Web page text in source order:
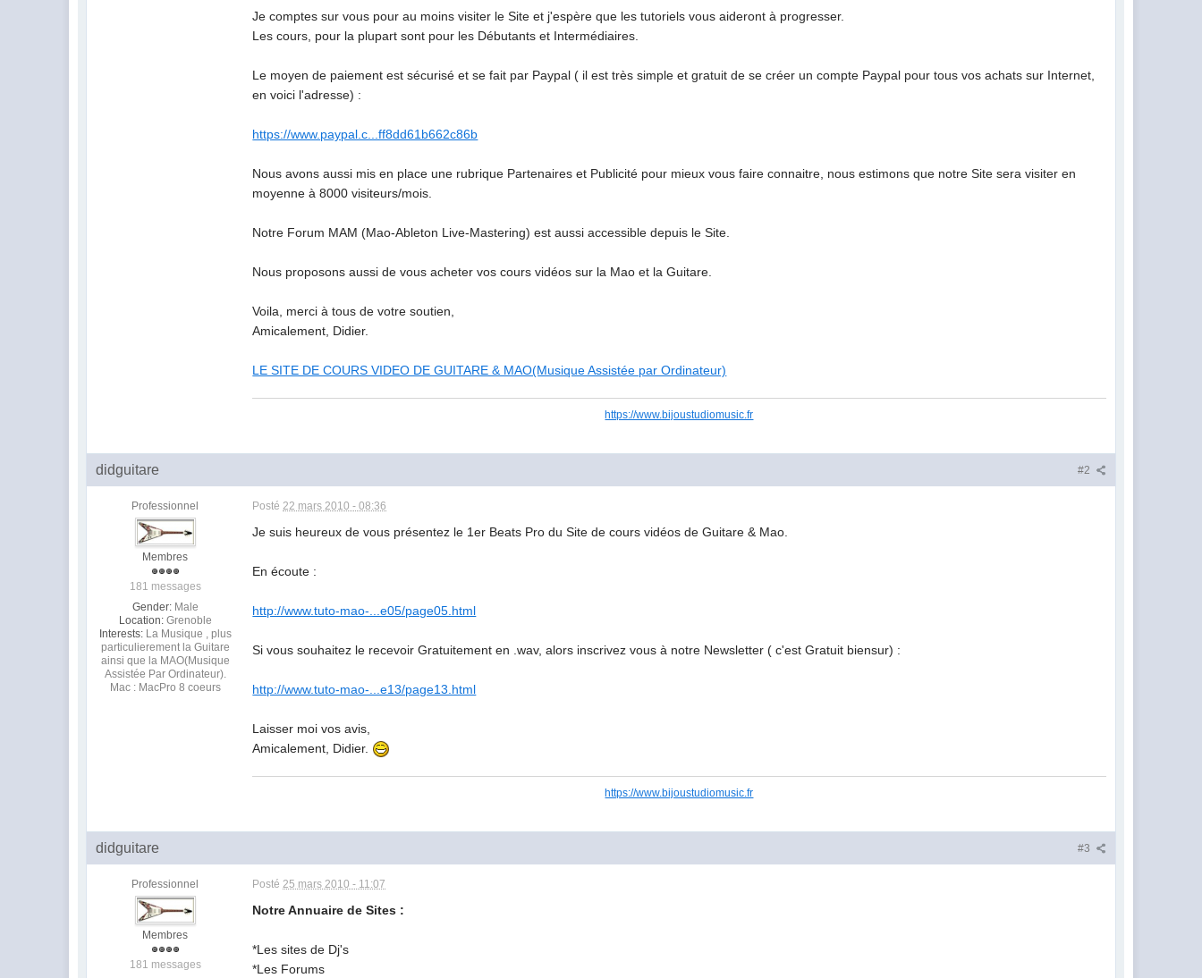
Je comptes sur vous pour au moins visiter le Site et j'espère que les tutoriels vous aideront à progresser.
Les cours, pour la plupart sont pour les Débutants et Intermédiaires.
Le moyen de paiement est sécurisé et se fait par Paypal ( il est très simple et gratuit de se créer un compte Paypal pour tous vos achats sur Internet,
en voici l'adresse) :
https://www.paypal.c...ff8dd61b662c86b
Nous avons aussi mis en place une rubrique Partenaires et Publicité pour mieux vous faire connaitre, nous estimons que notre Site sera visiter en
moyenne à 8000 visiteurs/mois.
Notre Forum MAM (Mao-Ableton Live-Mastering) est aussi accessible depuis le Site.
Nous proposons aussi de vous acheter vos cours vidéos sur la Mao et la Guitare.
Voila, merci à tous de votre soutien,
Amicalement, Didier.
LE SITE DE COURS VIDEO DE GUITARE & MAO(Musique Assistée par Ordinateur)
https://www.bijoustudiomusic.fr
#2
didguitare
Professionnel
Membres
181 messages
Gender: Male
Location: Grenoble
Interests: La Musique , plus
particulierement la Guitare
ainsi que la MAO(Musique
Assistée Par Ordinateur).
Mac : MacPro 8 coeurs
Posté22 mars 2010 - 08:36
Je suis heureux de vous présentez le 1er Beats Pro du Site de cours vidéos de Guitare & Mao.
En écoute :
http://www.tuto-mao-...e05/page05.html
Si vous souhaitez le recevoir Gratuitement en .wav, alors inscrivez vous à notre Newsletter ( c'est Gratuit biensur) :
http://www.tuto-mao-...e13/page13.html
Laisser moi vos avis,
Amicalement, Didier.
https://www.bijoustudiomusic.fr
#3
didguitare
Professionnel
Membres
181 messages
Posté25 mars 2010 - 11:07
Notre Annuaire de Sites :
*Les sites de Dj's
*Les Forums